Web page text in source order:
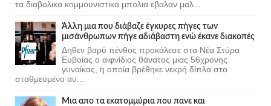
τα διαβολικα κομμουνιστικα μπολια εβαλαν μαλ...
Άλλη μια που διάβαζε έγκυρες πήγες των
μισάνθρωπων πήγε αδιάβαστη ενώ έκανε διακοπές
Δηθεν βαρύ πένθος προκάλεσε στα Νέα Στύρα
Ευβοίας ο αιφνίδιος θάνατος μιας 56χρονης
γυναίκας, η οποία βρέθηκε νεκρή δίπλα στο
σταθμευμένο αυ...
Μια απο τα εκατομμύρια που πανε και